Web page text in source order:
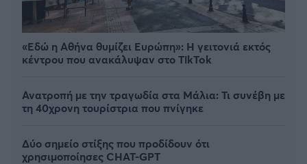
«Εδώ η Αθήνα θυμίζει Ευρώπη»: H γειτονιά εκτός
κέντρου που ανακάλυψαν στο TikTok
Ανατροπή με την τραγωδία στα Μάλια: Τι συνέβη με
τη 40χρονη τουρίστρια που πνίγηκε
Δύο σημείο στίξης που προδίδουν ότι
χρησιμοποίησες CHAT-GPT